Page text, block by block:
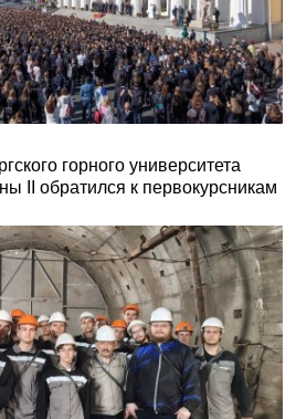
горного университета
II обратился к первокурсникам